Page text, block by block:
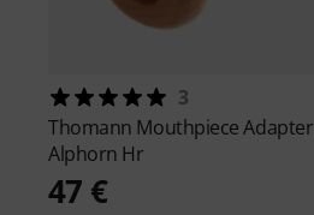
3
Thomann Mouthpiece Adapter
Alphorn Hr
47 €